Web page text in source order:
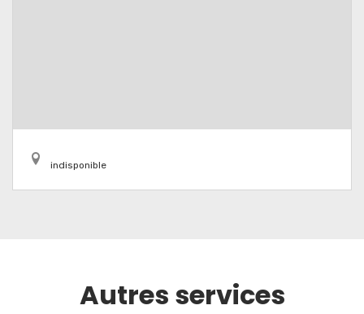
indisponible
Autres services